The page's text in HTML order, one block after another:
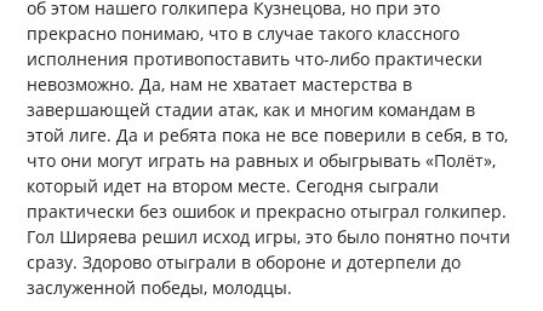
об этом нашего голкипера Кузнецова, но при это
прекрасно понимаю, что в случае такого классного
исполнения противопоставить что-либо практически
невозможно. Да, нам не хватает мастерства в
завершающей стадии атак, как и многим командам в
этой лиге. Да и ребята пока не все поверили в себя, в то,
что они могут играть на равных и обыгрывать «Полёт»,
который идет на втором месте. Сегодня сыграли
практически без ошибок и прекрасно отыграл голкипер.
Гол Ширяева решил исход игры, это было понятно почти
сразу. Здорово отыграли в обороне и дотерпели до
заслуженной победы, молодцы.